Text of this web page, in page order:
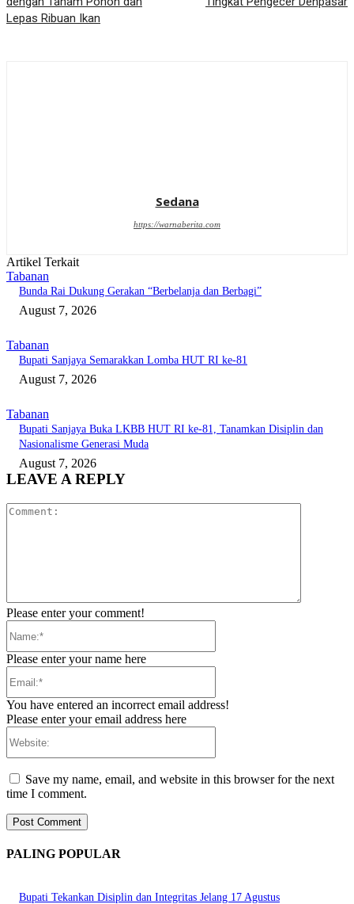
Lepas Ribuan Ikan
Sedana
https://warnaberita.com
Artikel Terkait
Tabanan
Bunda Rai Dukung Gerakan “Berbelanja dan Berbagi”
August 7, 2026
Tabanan
Bupati Sanjaya Semarakkan Lomba HUT RI ke-81
August 7, 2026
Tabanan
Bupati Sanjaya Buka LKBB HUT RI ke-81, Tanamkan Disiplin dan
Nasionalisme Generasi Muda
August 7, 2026
LEAVE A REPLY
Please enter your comment!
Please enter your name here
You have entered an incorrect email address!
Please enter your email address here
Save my name, email, and website in this browser for the next
time I comment.
PALING POPULAR
Bupati Tekankan Disiplin dan Integritas Jelang 17 Agustus